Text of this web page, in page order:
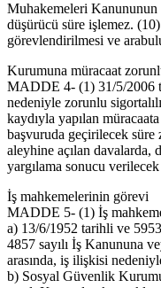
Muhakemeleri Kanununun
düşürücü süre işlemez.
görevlendirilmesi ve
Kurumuna müracaat
MADDE 4- (1) 31/5/2006
nedeniyle zorunlu
kaydıyla yapılan
başvuruda geçirilecek süre
aleyhine açılan davalarda,
yargılama sonucu
İş mahkemelerinin görevi
MADDE 5- (1) İş
a) 13/6/1952 tarihli ve
4857 sayılı İş Kanununa
arasında, iş ilişkisi
b) Sosyal Güvenlik